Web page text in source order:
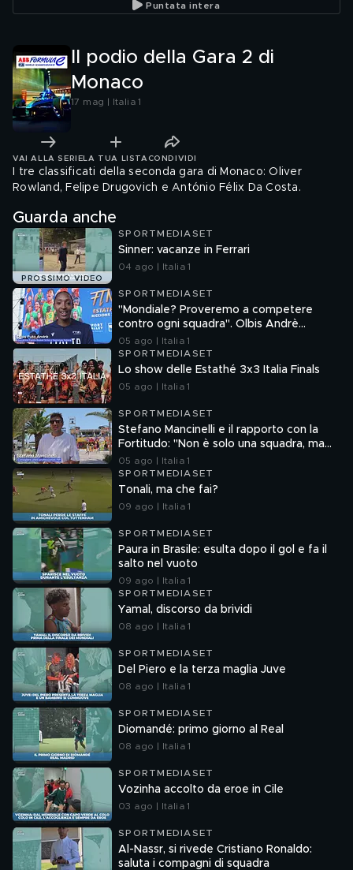
Puntata intera
Il podio della Gara 2 di
Monaco
17 mag | Italia 1
VAI ALLA SERIE LA TUA LISTA CONDIVIDI
I tre classificati della seconda gara di Monaco: Oliver
Rowland, Felipe Drugovich e António Félix Da Costa.
Guarda anche
PROSSIMO VIDEO
SPORTMEDIASET
Sinner: vacanze in Ferrari
04 ago | Italia 1
SPORTMEDIASET
"Mondiale? Proveremo a competere
contro ogni squadra". Olbis Andrè
racconta il percorso di avvicinamento ai
prossimi mondiali in Germania.
05 ago | Italia 1
SPORTMEDIASET
Lo show delle Estathé 3x3 Italia Finals
05 ago | Italia 1
SPORTMEDIASET
Stefano Mancinelli e il rapporto con la
Fortitudo: "Non è solo una squadra, ma
una fede"
05 ago | Italia 1
SPORTMEDIASET
Tonali, ma che fai?
09 ago | Italia 1
SPORTMEDIASET
Paura in Brasile: esulta dopo il gol e fa il
salto nel vuoto
09 ago | Italia 1
SPORTMEDIASET
Yamal, discorso da brividi
08 ago | Italia 1
SPORTMEDIASET
Del Piero e la terza maglia Juve
08 ago | Italia 1
SPORTMEDIASET
Diomandé: primo giorno al Real
08 ago | Italia 1
SPORTMEDIASET
Vozinha accolto da eroe in Cile
03 ago | Italia 1
SPORTMEDIASET
Al-Nassr, si rivede Cristiano Ronaldo:
saluta i compagni di squadra